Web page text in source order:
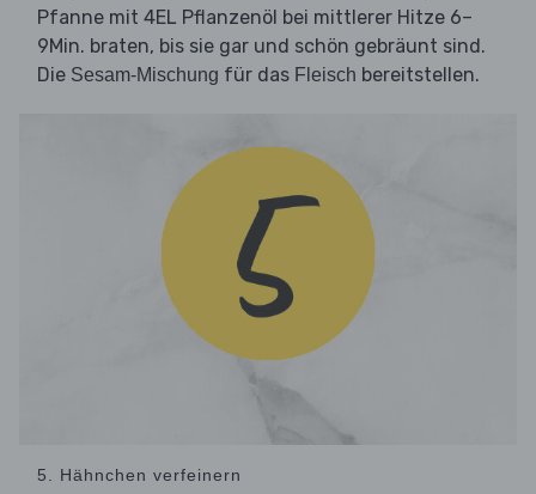
Pfanne mit 4EL Pflanzenöl bei mittlerer Hitze 6–
9Min. braten, bis sie gar und schön gebräunt sind.
Die Sesam-Mischung für das Fleisch bereitstellen.
5. Hähnchen verfeinern